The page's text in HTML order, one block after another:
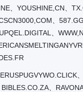
、YOUSHINE,CN、
、
、
、